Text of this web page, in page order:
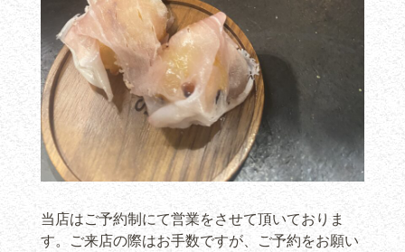
当店はご予約制にて営業をさせて頂いておりま
す。ご来店の際はお手数ですが、ご予約をお願い